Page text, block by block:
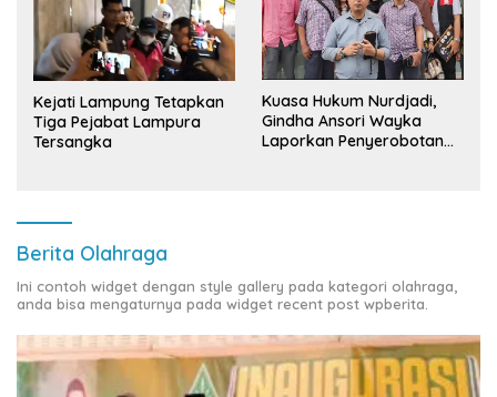
Kejati Lampung Tetapkan
Tiga Pejabat Lampura
Tersangka
Kuasa Hukum Nurdjadi,
Gindha Ansori Wayka
Laporkan Penyerobotan
Berita Olahraga
Ini contoh widget dengan style gallery pada kategori olahraga,
anda bisa mengaturnya pada widget recent post wpberita.